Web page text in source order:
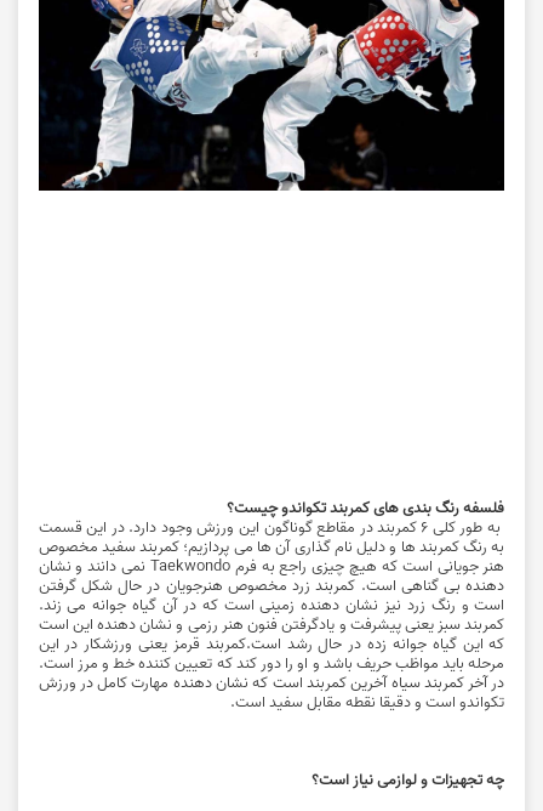
فلسفه رنگ بندی های کمربند تکواندو چیست؟
به طور کلی ۶ کمربند در مقاطع گوناگون این ورزش وجود دارد. در این قسمت
به رنگ کمربند ها و دلیل نام گذاری آن ها می پردازیم؛ کمربند سفید مخصوص
هنر جویانی است که هیچ چیزی راجع به فرم Taekwondo نمی دانند و نشان
دهنده بی گناهی است. کمربند زرد مخصوص هنرجویان در حال شکل گرفتن
است و رنگ زرد نیز نشان دهنده زمینی است که در آن گیاه جوانه می زند.
کمربند سبز یعنی پیشرفت و یادگرفتن فنون هنر رزمی و نشان دهنده این است
که این گیاه جوانه زده در حال رشد است.کمربند قرمز یعنی ورزشکار در این
مرحله باید مواظب حریف باشد و او را دور کند که تعیین کننده خط و مرز است.
در آخر کمربند سیاه آخرین کمربند است که نشان دهنده مهارت کامل در ورزش
تکواندو است و دقیقا نقطه مقابل سفید است.
چه تجهیزات و لوازمی نیاز است؟